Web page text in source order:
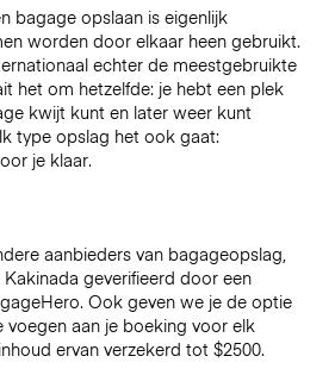
bagage opslaan is eigenlijk
worden door elkaar heen gebruikt.
echter de meestgebruikte
het om hetzelfde: je hebt een plek
kwijt kunt en later weer kunt
type opslag het ook gaat:
je klaar.
aanbieders van bagageopslag,
Kakinada geverifieerd door een
Ook geven we je de optie
aan je boeking voor elk
ervan verzekerd tot $2500.